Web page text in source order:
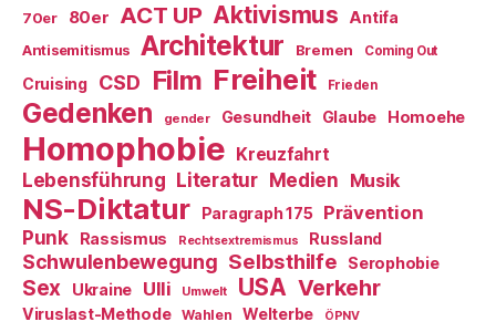
70er 80er ACT UP Aktivismus Antifa
Antisemitismus Architektur Bremen Coming Out
Cruising CSD Film Freiheit Frieden
Gedenken gender Gesundheit Glaube Homoehe
Homophobie Kreuzfahrt
Lebensführung Literatur Medien Musik
NS-Diktatur Paragraph 175
Prävention
Punk
Rassismus Rechtsextremismus Russland
Schwulenbewegung Selbsthilfe Serophobie
Sex Ukraine Ulli Umwelt USA Verkehr
Viruslast-Methode Wahlen Welterbe ÖPNV